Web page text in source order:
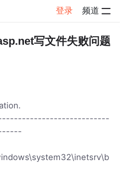
登录 频道
写文件失败问题